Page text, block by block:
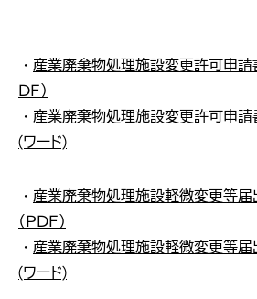
・ 産業廃棄物処理施設変更許可申請
ＤＦ）
・ 産業廃棄物処理施設変更許可申請
(ワード)
・ 産業廃棄物処理施設軽微変更等届
（ＰＤＦ）
・ 産業廃棄物処理施設軽微変更等届
(ワード)